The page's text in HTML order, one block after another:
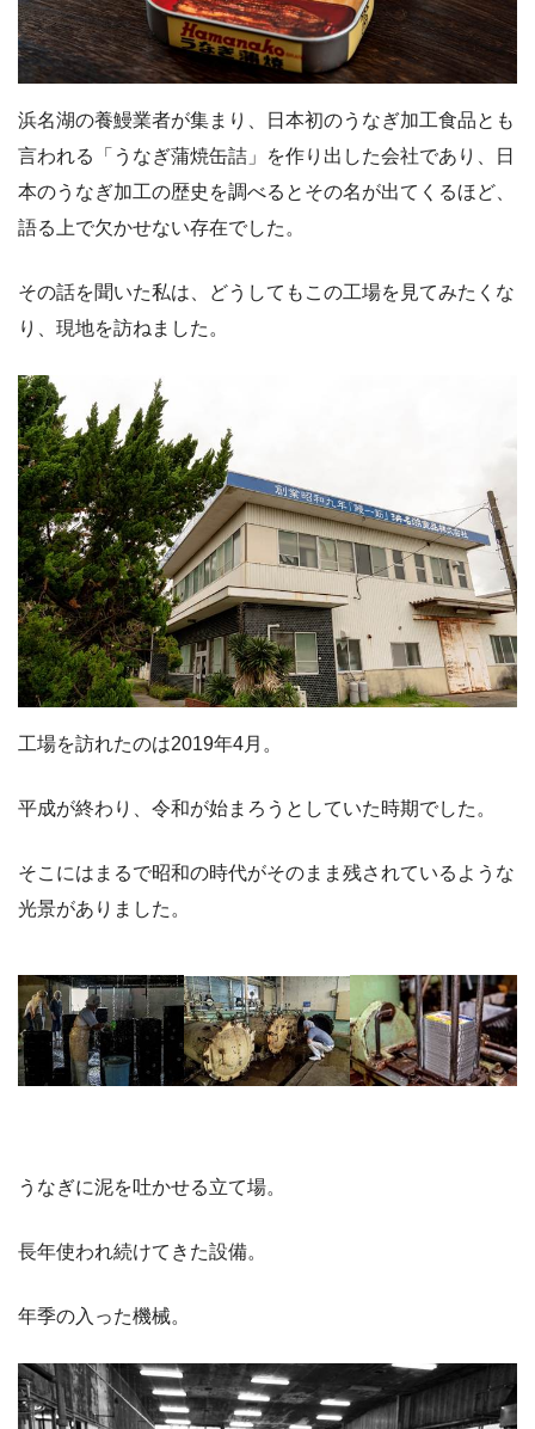
浜名湖の養鰻業者が集まり、日本初のうなぎ加工食品とも
言われる「うなぎ蒲焼缶詰」を作り出した会社であり、日
本のうなぎ加工の歴史を調べるとその名が出てくるほど、
語る上で欠かせない存在でした。
その話を聞いた私は、どうしてもこの工場を見てみたくな
り、現地を訪ねました。
工場を訪れたのは2019年4月。
平成が終わり、令和が始まろうとしていた時期でした。
そこにはまるで昭和の時代がそのまま残されているような
光景がありました。
うなぎに泥を吐かせる立て場。
長年使われ続けてきた設備。
年季の入った機械。